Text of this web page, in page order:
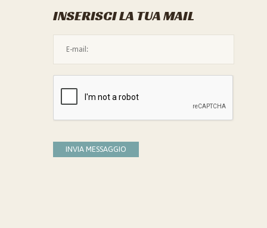
INSERISCI LA TUA MAIL
INVIA MESSAGGIO